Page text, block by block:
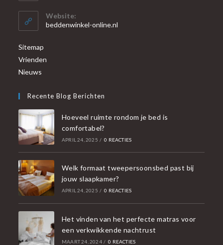
Website:
beddenwinkel-online.nl
Sitemap
Vrienden
Nieuws
Recente Blog Berichten
Hoeveel ruimte rondom je bed is
comfortabel?
APRIL 24, 2025 / 0 REACTIES
Welk formaat tweepersoonsbed past bij
jouw slaapkamer?
APRIL 24, 2025 / 0 REACTIES
Het vinden van het perfecte matras voor
een verkwikkende nachtrust
MAART 24, 2024 / 0 REACTIES